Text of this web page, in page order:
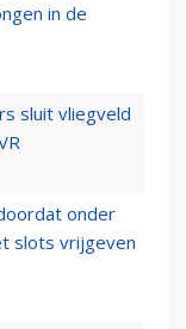
in de
sluit vliegveld
onder
slots vrijgeven